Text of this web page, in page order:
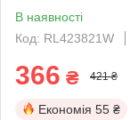
В наявності
Код: RL423821W
366 ₴ 421 ₴
Економія 55 ₴